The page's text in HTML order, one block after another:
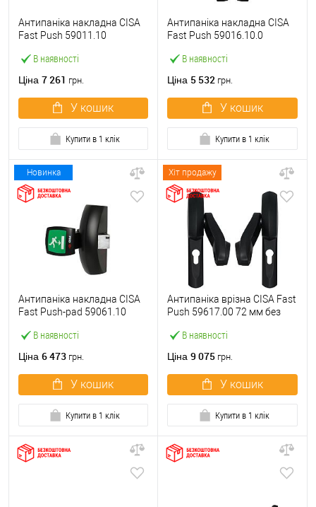
В наявності
Антипаніка накладна CISA
Fast Push 59011.10
штанги
Ціна 7 261 грн.
У кошик
Купити в 1 клік
В наявності
Антипаніка накладна CISA
Fast Push 59016.10.0
штанги
Ціна 5 532 грн.
У кошик
Купити в 1 клік
Новинка
В наявності
Антипаніка накладна CISA
Fast Push-pad 59061.10
Ціна 6 473 грн.
У кошик
Купити в 1 клік
Хіт продажу
В наявності
Антипаніка врізна CISA Fast
Push 59617.00 72 мм без
Ціна 9 075 грн.
У кошик
Купити в 1 клік